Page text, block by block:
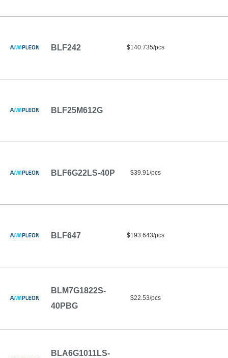
BLF242 $140.735/pcs
BLF25M612G
BLF6G22LS-40P $39.91/pcs
BLF647 $193.643/pcs
BLM7G1822S-
40PBG
$22.53/pcs
BLA6G1011LS-